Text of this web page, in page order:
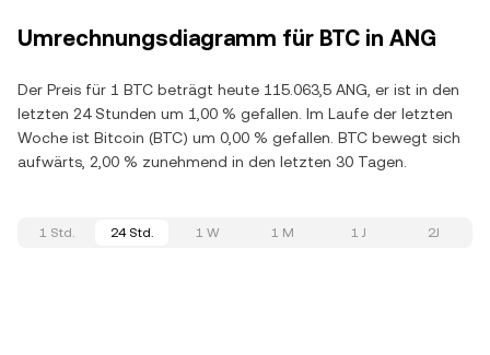
Umrechnungsdiagramm für BTC in ANG
Der Preis für 1 BTC beträgt heute 115.063,5 ANG, er ist in den
letzten 24 Stunden um 1,00 % gefallen. Im Laufe der letzten
Woche ist Bitcoin (BTC) um 0,00 % gefallen. BTC bewegt sich
aufwärts, 2,00 % zunehmend in den letzten 30 Tagen.
1 Std. 24 Std. 1 W 1 M 1 J 2J